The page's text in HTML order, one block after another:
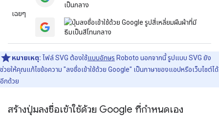
เฉยๆ
หมายเหตุ: ไฟล์ SVG ต้องใช้แบบอักษร Roboto นอกจากนี้ รูปแบบ SVG ยัง
ช่วยให้คุณแก้ไขข้อความ "ลงชื่อเข้าใช้ด้วย Google" เป็นภาษาของแอปหรือเว็บไซต์ได้
อีกด้วย
สร้างปุ่มลงชื่อเข้าใช้ด้วย Google ที่กำหนดเอง